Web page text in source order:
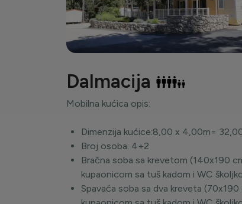
Dalmacija
Mobilna kućica opis:
Dimenzija kućice:8,00 x 4,00m=
Broj osoba: 4+2
Bračna soba sa krevetom (140x190
kupaonicom sa tuš kadom i WC
Spavaća soba sa dva kreveta (70x190